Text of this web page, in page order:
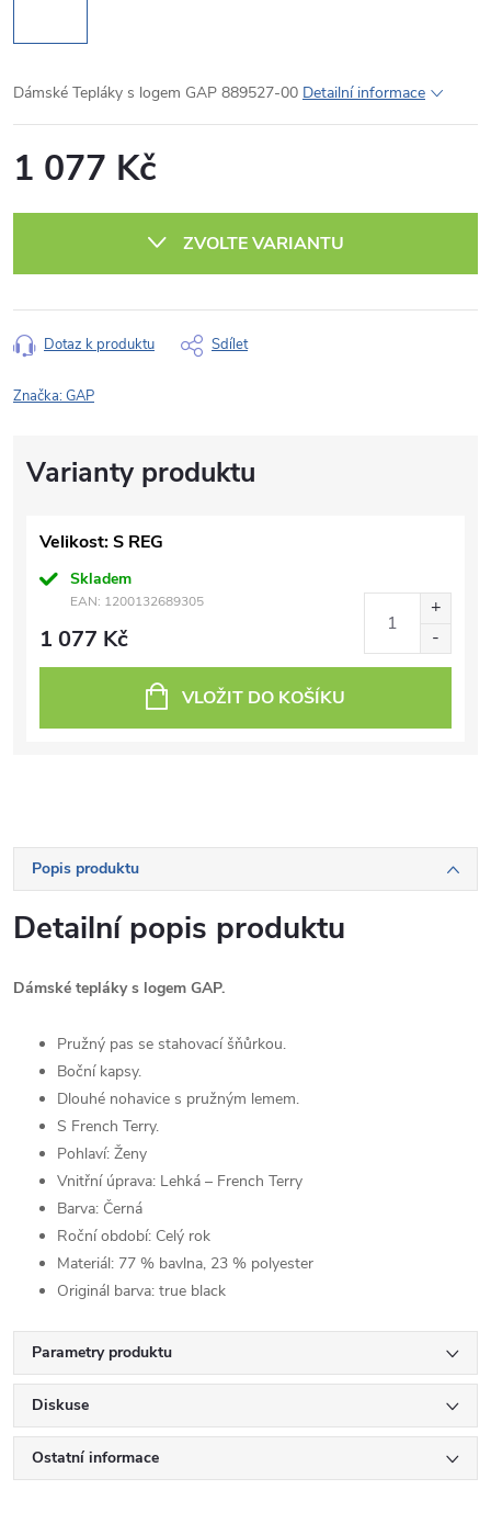
Dámské Tepláky s logem GAP 889527-00 Detailní informace
1 077 Kč
ZVOLTE VARIANTU
Dotaz k produktu Sdílet
Značka:GAP
Velikost: S REG
Skladem
EAN: 1200132689305
1 077 Kč
VLOŽIT DO KOŠÍKU
Popis produktu
Detailní popis produktu
Dámské tepláky s logem GAP.
Pružný pas se stahovací šňůrkou.
Boční kapsy.
Dlouhé nohavice s pružným lemem.
S French Terry.
Pohlaví: Ženy
Vnitřní úprava: Lehká – French Terry
Barva: Černá
Roční období: Celý rok
Materiál: 77 % bavlna, 23 % polyester
Originál barva: true black
Parametry produktu
Diskuse
Ostatní informace